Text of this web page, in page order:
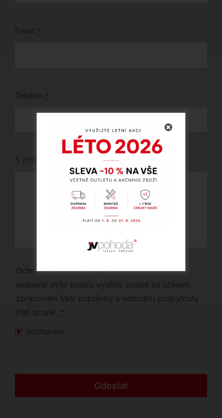
Email *
Telefon *
S čím vám můžeme pomoci?
Ochrana osobních údajů | Vaše osobní údaje
uvedené výše budou využity pouze za účelem
zpracování Vaší poptávky a nebudou poskytnuty
třetí straně. *
Souhlasím
Odeslat